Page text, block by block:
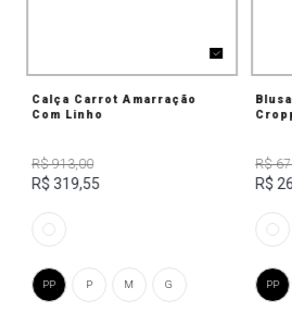
Calça Carrot Amarração
Com Linho
R$ 913,00
R$ 319,55
G
M
P
PP
R$
R$
PP